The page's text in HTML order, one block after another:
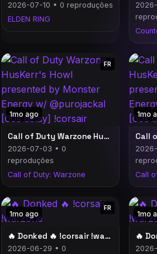
2026-07-10 • 0 reproduções
ELDEN RING
1mo ago
FR
Call of Duty Warzone HusKerr's Howl presented by Monster Energy w/ @purojackal [60s delay] !corsair
2026-07-03 • 0
reproduções
Call of Duty: Warzone
1mo
Call
1mo ago
FR
🔥 Donked 🔥 !corsair !warzone
2026-06-29 • 0
1mo